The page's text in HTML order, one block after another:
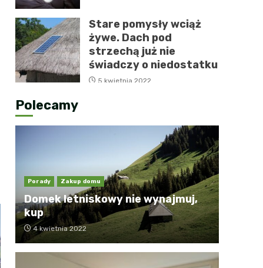
Stare pomysły wciąż
żywe. Dach pod
strzechą już nie
świadczy o niedostatku
5 kwietnia 2022
Polecamy
Porady Zakup domu
Domek letniskowy nie wynajmuj,
kup
4 kwietnia 2022